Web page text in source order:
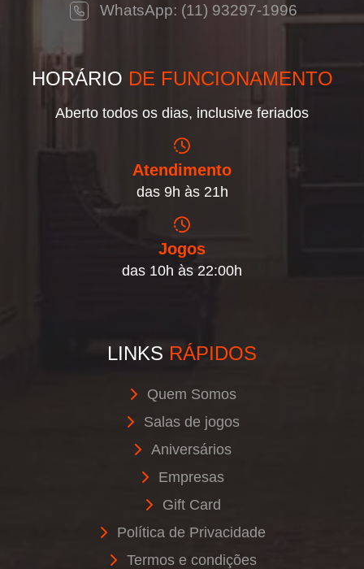
WhatsApp: (11) 93297-1996
HORÁRIO DE FUNCIONAMENTO
Aberto todos os dias, inclusive feriados
Atendimento
das 9h às 21h
Jogos
das 10h às 22:00h
LINKS RÁPIDOS
Quem Somos
Salas de jogos
Aniversários
Empresas
Gift Card
Política de Privacidade
Termos e condições